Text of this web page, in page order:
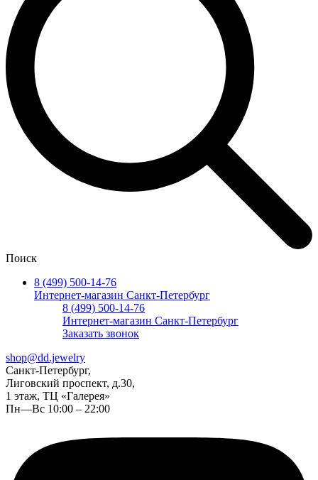
Поиск
8 (499) 500-14-76
Интернет-магазин Санкт-Петербург
8 (499) 500-14-76
Интернет-магазин Санкт-Петербург
Заказать звонок
shop@dd.jewelry
Санкт-Петербург,
Лиговский проспект, д.30,
1 этаж, ТЦ «Галерея»
Пн—Вс 10:00 – 22:00